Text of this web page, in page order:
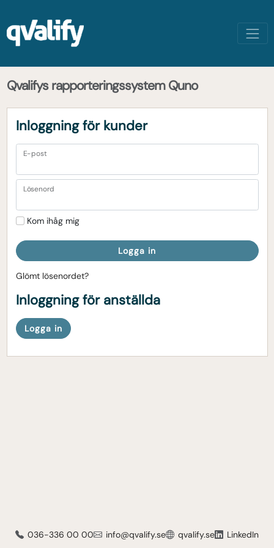
Qvalifys rapporteringssystem Quno
Inloggning för kunder
E-post
Lösenord
Kom ihåg mig
Logga in
Glömt lösenordet?
Inloggning för anställda
Logga in
036-336 00 00 info@qvalify.se qvalify.se LinkedIn